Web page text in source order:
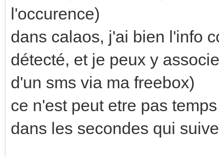
l'occurence)
dans calaos, j'ai bien l'info
détecté, et je peux y
d'un sms via ma freebox)
ce n'est peut etre pas
dans les secondes qui